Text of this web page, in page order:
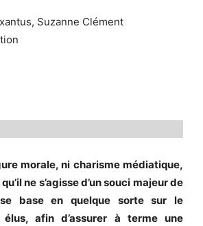
Suzanne Clément
morale, ni charisme médiatique,
ne s’agisse d’un souci majeur de
base en quelque sorte sur le
afin d’assurer à terme une